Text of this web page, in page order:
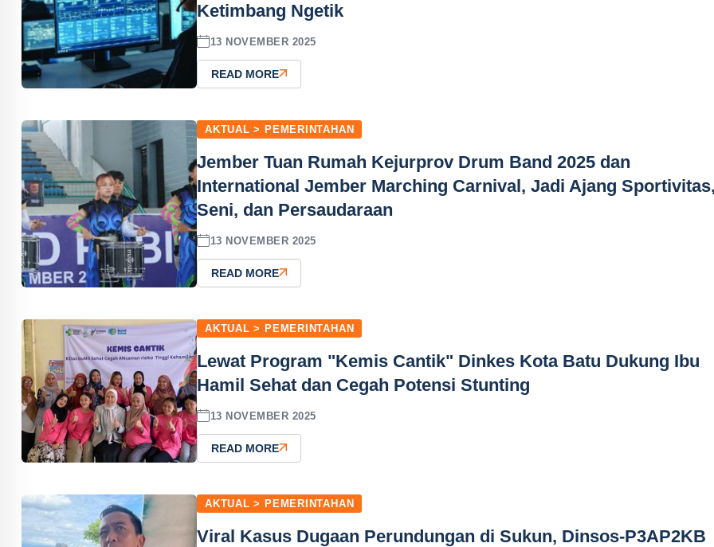
Ketimbang Ngetik
13 NOVEMBER 2025
READ MORE
AKTUAL > PEMERINTAHAN
Jember Tuan Rumah Kejurprov Drum Band 2025 dan
International Jember Marching Carnival, Jadi Ajang
Seni, dan Persaudaraan
13 NOVEMBER 2025
READ MORE
AKTUAL > PEMERINTAHAN
Lewat Program "Kemis Cantik" Dinkes Kota Batu Dukung Ibu
Hamil Sehat dan Cegah Potensi Stunting
13 NOVEMBER 2025
READ MORE
AKTUAL > PEMERINTAHAN
Viral Kasus Dugaan Perundungan di Sukun, Dinsos-P3AP2KB